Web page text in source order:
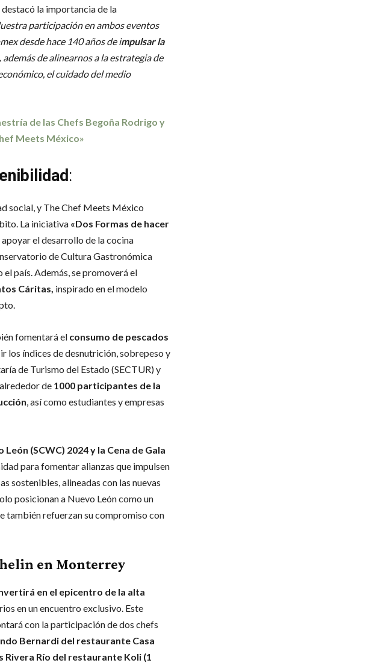
la importancia de la
participación en ambos eventos
desde hace 140 años de impulsar la
además de alinearnos a la estrategia de
el cuidado del medio
de las Chefs Begoña Rodrigo y
Meets México»
:
social, y The Chef Meets México
La iniciativa «Dos Formas de hacer
apoyar el desarrollo de la cocina
de Cultura Gastronómica
país. Además, se promoverá el
Cáritas, inspirado en el modelo
fomentará el consumo de pescados
los índices de desnutrición, sobrepeso y
de Turismo del Estado (SECTUR) y
de 1000 participantes de la
, así como estudiantes y empresas
(SCWC) 2024 y la Cena de Gala
para fomentar alianzas que impulsen
sostenibles, alineadas con las nuevas
posicionan a Nuevo León como un
también refuerzan su compromiso con
en Monterrey
en el epicentro de la alta
en un encuentro exclusivo. Este
con la participación de dos chefs
Bernardi del restaurante Casa
Río del restaurante Koli (1